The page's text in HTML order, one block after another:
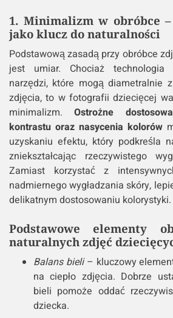
1. Minimalizm w obróbce –
jako klucz do naturalności
Podstawową zasadą przy obróbce
jest umiar. Chociaż technologia
narzędzi, które mogą diametralnie
zdjęcia, to w fotografii dziecięcej
minimalizm.Ostrożne
kontrastu oraz nasycenia kolorów
uzyskaniu efektu, który podkreśla
zniekształcając rzeczywistego
Zamiast korzystać z
nadmiernego wygładzania skóry,
delikatnym dostosowaniu kolorystyki.
Podstawowe elementy
naturalnych zdjęć
Balans bieli– kluczowy
na ciepło zdjęcia. Dobrze
bieli pomoże oddać
dziecka.